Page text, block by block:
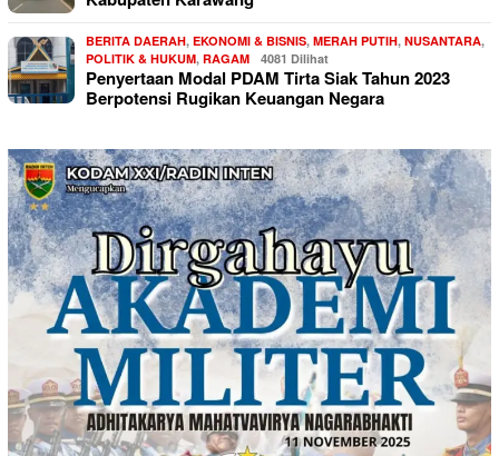
BERITA DAERAH, EKONOMI & BISNIS, MERAH PUTIH, NUSANTARA,
POLITIK & HUKUM, RAGAM 4081 Dilihat
Penyertaan Modal PDAM Tirta Siak Tahun 2023
Berpotensi Rugikan Keuangan Negara